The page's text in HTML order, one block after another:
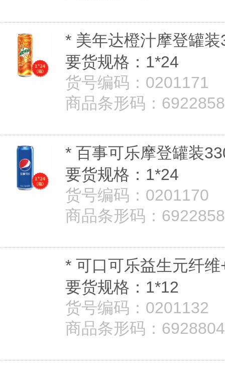
* 美年达橙汁摩登罐
要货规格：1*24
货号编码：0201171
商品条形码：
* 百事可乐摩登罐装
要货规格：1*24
货号编码：0201170
商品条形码：
* 可口可乐益生元纤
要货规格：1*12
货号编码：0201132
商品条形码：